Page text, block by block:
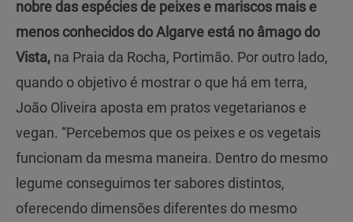
nobre das espécies de peixes e mariscos mais e
menos conhecidos do Algarve está no âmago do
Vista, na Praia da Rocha, Portimão. Por outro lado,
quando o objetivo é mostrar o que há em terra,
João Oliveira aposta em pratos vegetarianos e
vegan. “Percebemos que os peixes e os vegetais
funcionam da mesma maneira. Dentro do mesmo
legume conseguimos ter sabores distintos,
oferecendo dimensões diferentes do mesmo